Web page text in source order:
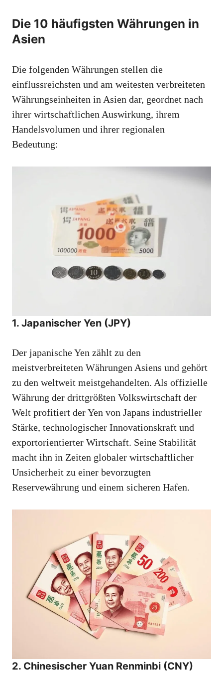
Die 10 häufigsten Währungen in
Asien
Die folgenden Währungen stellen die
einflussreichsten und am weitesten verbreiteten
Währungseinheiten in Asien dar, geordnet nach
ihrer wirtschaftlichen Auswirkung, ihrem
Handelsvolumen und ihrer regionalen
Bedeutung:
1. Japanischer Yen (JPY)
Der japanische Yen zählt zu den
meistverbreiteten Währungen Asiens und gehört
zu den weltweit meistgehandelten. Als offizielle
Währung der drittgrößten Volkswirtschaft der
Welt profitiert der Yen von Japans industrieller
Stärke, technologischer Innovationskraft und
exportorientierter Wirtschaft. Seine Stabilität
macht ihn in Zeiten globaler wirtschaftlicher
Unsicherheit zu einer bevorzugten
Reservewährung und einem sicheren Hafen.
2. Chinesischer Yuan Renminbi (CNY)